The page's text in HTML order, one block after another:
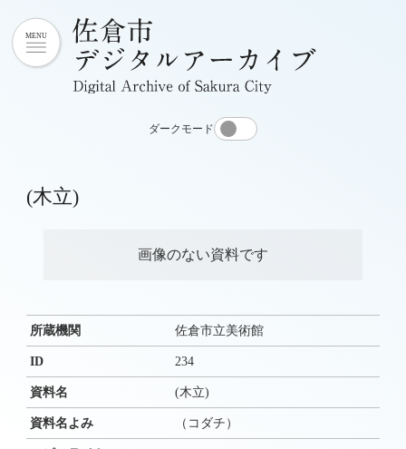
ダークモード
(木立)
画像のない資料です
所蔵機関 佐倉市立美術館
ID 234
資料名 (木立)
資料名よみ （コダチ）